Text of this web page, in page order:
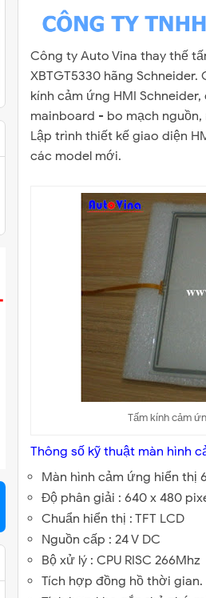
Công ty Auto Vina thay thế
XBTGT5330 hãng
kính cảm ứng HMI
mainboard - bo mạch nguồn,
Lập trình thiết kế giao diện
các model mới.
Tấm kính cảm
Thông số kỹ thuật màn hình
Màn hình cảm ứng hiển thị
Độ phân giải : 640 x 480
Chuẩn hiển thị : TFT LCD
Nguồn cấp : 24 V DC
Bộ xử lý : CPU RISC 266Mhz
Tích hợp đồng hồ thời gian.